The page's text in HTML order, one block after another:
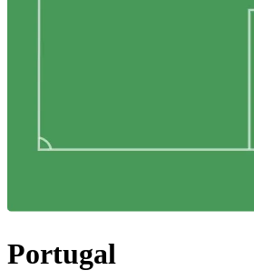
Portugal